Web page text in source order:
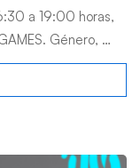
a 19:00 horas,
Género, …